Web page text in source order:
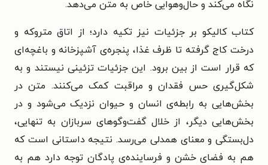
نگاه می‌کند و حال‌وهوایی خاص به متن می‌دهد.
کتاب کالیکو بر جزئیات نیز تکیه دارد؛ از اتاق متروکه و
درخت کاج گرفته تا ظرف غذا، پنجره‌ی آشپزخانه و باغچه‌ای
که قرار است از بین برود. این جزئیات تزئینی نیستند و به
شکل‌گیری حس فقدان و مراقبت کمک می‌کنند. متن در
بخش‌هایی به رابطه‌ی انسان و حیوان نزدیک می‌شود و در
بخش‌هایی دیگر، از خلال گفت‌وگوهای سربازان به تنهایی،
دل‌بستگی و معنای همدلی می‌رسد. نتیجه داستانی است که
هم به فضای خشن و فرساینده‌ی پادگان توجه دارد هم به